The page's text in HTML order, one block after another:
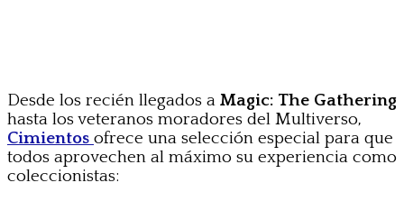
Desde los recién llegados a Magic: The Gathering
hasta los veteranos moradores del Multiverso,
Cimientos ofrece una selección especial para que
todos aprovechen al máximo su experiencia como
coleccionistas: